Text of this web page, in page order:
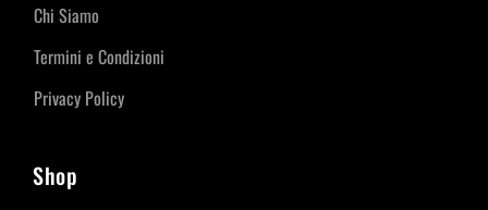
Chi Siamo
Termini e Condizioni
Privacy Policy
Shop